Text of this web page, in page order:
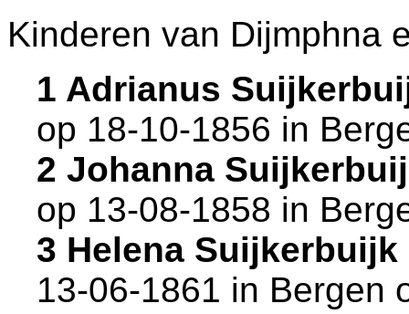
Kinderen van Dijmphna
1 Adrianus
op 18-10-1856 in
2 Johanna
op 13-08-1858 in
3 Helena Suijkerbuijk
13-06-1861 in Bergen